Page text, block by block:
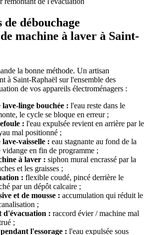
de débouchage
machine à laver à Saint-
la bonne méthode. Un artisan
à Saint-Raphaël sur l'ensemble des
de vos appareils électroménagers :
linge bouchée : l'eau reste dans le
le cycle se bloque en erreur ;
: l'eau expulsée revient en arrière par le
mal positionné ;
vaisselle : eau stagnante au fond de la
vidange en fin de programme ;
à laver : siphon mural encrassé par la
et les graisses ;
: flexible coudé, pincé derrière le
par un dépôt calcaire ;
et de mousse : accumulation qui réduit le
;
d'évacuation : raccord évier / machine mal
;
l'essorage : l'eau expulsée sous